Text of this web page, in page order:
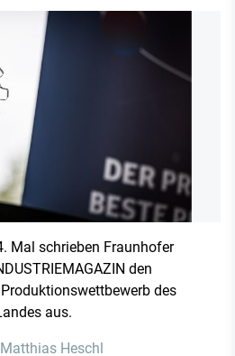
Mal schrieben Fraunhofer
den
des
aus.
Heschl